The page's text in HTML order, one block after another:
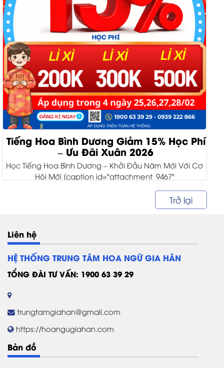
Tiếng Hoa Bình Dương Giảm 15% Học Phí
– Ưu Đãi Xuân 2026
Học Tiếng Hoa Bình Dương – Khởi Đầu Năm Mới Với Cơ
Hội Mới [caption id="attachment_9467"
Trở lại
Liên hệ
HỆ THỐNG TRUNG TÂM HOA NGỮ GIA HÂN
TỔNG ĐÀI TƯ VẤN: 1900 63 39 29
trungtamgiahan@gmail.com
https://hoangugiahan.com
Bản đồ